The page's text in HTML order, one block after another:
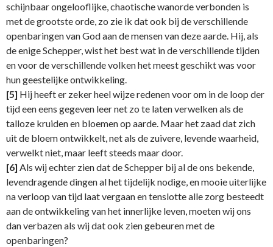
schijnbaar ongelooflijke, chaotische wanorde verbonden is
met de grootste orde, zo zie ik dat ook bij de verschillende
openbaringen van God aan de mensen van deze aarde. Hij, als
de enige Schepper, wist het best wat in de verschillende tijden
en voor de verschillende volken het meest geschikt was voor
hun geestelijke ontwikkeling.
[5] Hij heeft er zeker heel wijze redenen voor om in de loop der
tijd een eens gegeven leer net zo te laten verwelken als de
talloze kruiden en bloemen op aarde. Maar het zaad dat zich
uit de bloem ontwikkelt, net als de zuivere, levende waarheid,
verwelkt niet, maar leeft steeds maar door.
[6] Als wij echter zien dat de Schepper bij al de ons bekende,
levendragende dingen al het tijdelijk nodige, en mooie uiterlijke
na verloop van tijd laat vergaan en tenslotte alle zorg besteedt
aan de ontwikkeling van het innerlijke leven, moeten wij ons
dan verbazen als wij dat ook zien gebeuren met de
openbaringen?